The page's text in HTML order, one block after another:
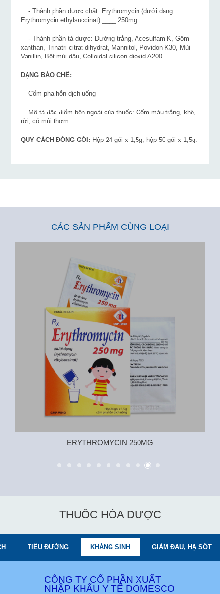
- Thành phần dược chất: Erythromycin (dưới dạng
Erythromycin ethylsuccinat) ____ 250mg
- Thành phần tá dược: Đường trắng, Acesulfam K, Gôm
xanthan, Trinatri citrat dihydrat, Mannitol, Povidon K30, Mùi
Vanillin, Bột mùi dâu, Colloidal silicon dioxid A200.
DẠNG BÀO CHẾ:
Cốm pha hỗn dịch uống
Mô tả đặc điểm bên ngoài của thuốc: Cốm màu trắng, khô,
rời, có mùi thơm.
QUY CÁCH ĐÓNG GÓI: Hộp 24 gói x 1,5g; hộp 50 gói x 1,5g.
CÁC SẢN PHẨM CÙNG LOẠI
ERYTHROMYCIN 250MG
THUỐC HÓA DƯỢC
TIỂU ĐƯỜNG KHÁNG SINH GIẢM ĐAU, HẠ SỐT
CÔNG TY CỔ PHẦN XUẤT
NHẬP KHẨU Y TẾ DOMESCO